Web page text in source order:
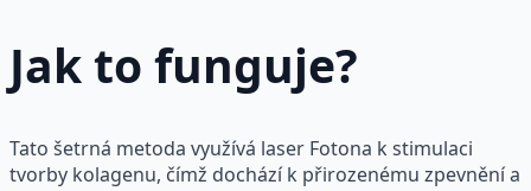
Jak to funguje?
Tato šetrná metoda využívá laser Fotona k stimulaci
tvorby kolagenu, čímž dochází k přirozenému zpevnění a